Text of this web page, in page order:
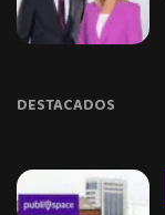
DESTACADOS